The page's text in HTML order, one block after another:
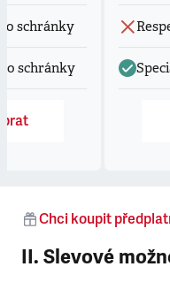
schránky
schránky
Chci koupit
II. Slevové